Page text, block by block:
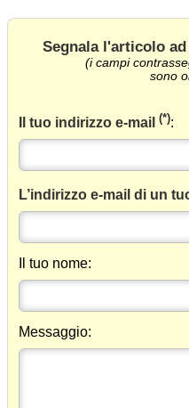
Segnala l'articolo
(i campi
sono
Il tuo indirizzo e-mail(*):
L’indirizzo e-mail di un
Il tuo nome:
Messaggio: